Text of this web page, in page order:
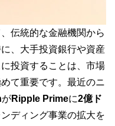
伝統的な金融機関から
、大手投資銀行や資産
投資することは、市場
て重要です。最近のニ
がRipple Primeに2億ド
ディング事業の拡大を